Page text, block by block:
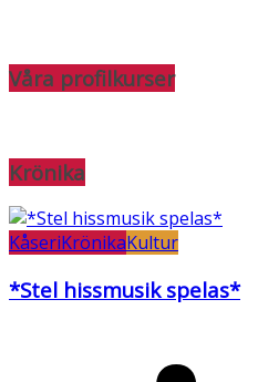
Våra profilkurser
Krönika
KåseriKrönikaKultur
*Stel hissmusik spelas*